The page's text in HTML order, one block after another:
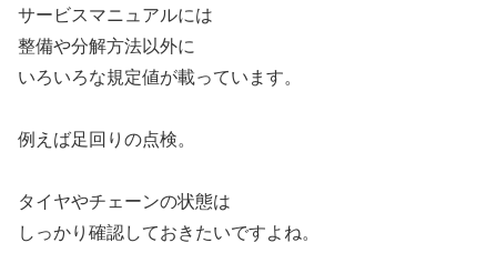
サービスマニュアルには
整備や分解方法以外に
いろいろな規定値が載っています。
例えば足回りの点検。
タイヤやチェーンの状態は
しっかり確認しておきたいですよね。